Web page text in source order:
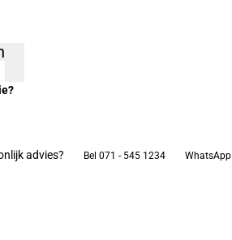
advies? Bel 071 - 545 1234 WhatsApp